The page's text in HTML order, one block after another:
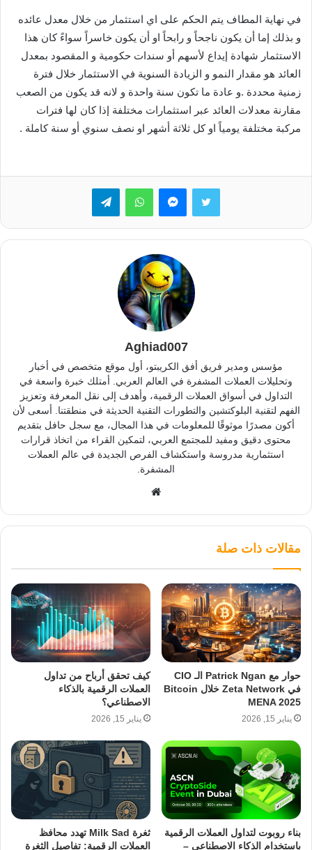
في نهاية المطاف يتم الحكم على اي استثمار من خلال معدل عائده
و بذلك إما أن يكون ناجحاً و رابحاً او أن يكون خاسراً سواءً كان هذا
الاستثمار شهادة إيداع لأسهم أو سندات حكومية و المقصود بمعدل
العائد هو مقدار النمو و الزيادة السنوية في الاستثمار خلال فترة
زمنية محددة .و عادة ما تكون سنة واحدة و لانه قد يكون من الصعب
مقارنة معدلات العائد عبر استثمارات مختلفة إذا كان لها فترات
مركبة مختلفة يومياً او كل ثلاثة أشهر او نصف سنوي أو سنة كاملة .
تويتر ماسنجرواتساب تيلقرام
Aghiad007
مؤسس ومدير فريق أفق الكريبتو، أول موقع متخصص في أخبار
وتحليلات العملات المشفرة في العالم العربي. أمتلك خبرة واسعة في
التداول في أسواق العملات الرقمية، وأهدف إلى نقل المعرفة وتعزيز
الفهم لتقنية البلوكتشين والتطورات التقنية الحديثة في منطقتنا. أسعى لأن
أكون مصدرًا موثوقًا للمعلومات في هذا المجال، مع سجل حافل بتقديم
محتوى دقيق ومفيد للمجتمع العربي، لتمكين القراء من اتخاذ قرارات
استثمارية مدروسة واستكشاف الفرص الجديدة في عالم العملات
المشفرة.
مقالات ذات صلة
حوار مع Patrick Ngan الـ CIO
في Zeta Network خلال Bitcoin
MENA 2025
يناير 15, 2026
كيف تحقق أرباح من تداول
العملات الرقمية بالذكاء
الاصطناعي؟
يناير 15, 2026
بناء روبوت لتداول العملات الرقمية
باستخدام الذكاء الاصطناعي –
ثغرة Milk Sad تهدد محافظ
العملات الرقمية: تفاصيل الثغرة